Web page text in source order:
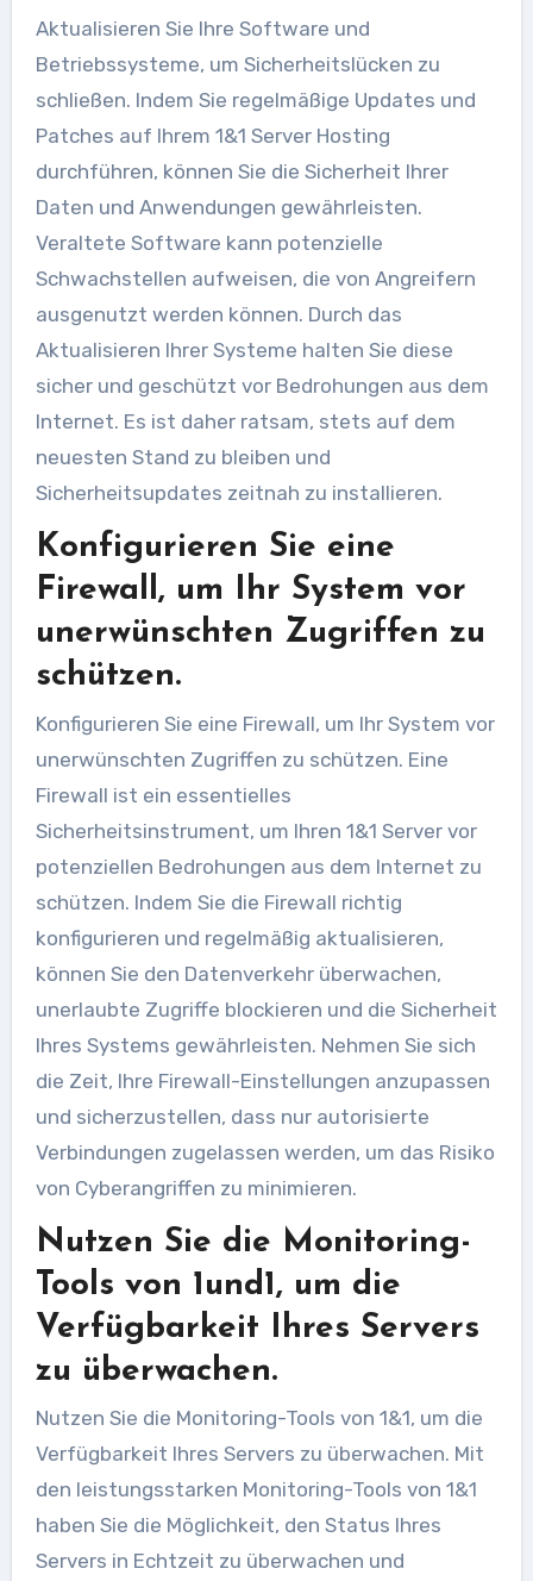
Aktualisieren Sie Ihre Software und
Betriebssysteme, um Sicherheitslücken zu
schließen. Indem Sie regelmäßige Updates und
Patches auf Ihrem 1&1 Server Hosting
durchführen, können Sie die Sicherheit Ihrer
Daten und Anwendungen gewährleisten.
Veraltete Software kann potenzielle
Schwachstellen aufweisen, die von Angreifern
ausgenutzt werden können. Durch das
Aktualisieren Ihrer Systeme halten Sie diese
sicher und geschützt vor Bedrohungen aus dem
Internet. Es ist daher ratsam, stets auf dem
neuesten Stand zu bleiben und
Sicherheitsupdates zeitnah zu installieren.
Konfigurieren Sie eine
Firewall, um Ihr System vor
unerwünschten Zugriffen zu
schützen.
Konfigurieren Sie eine Firewall, um Ihr System vor
unerwünschten Zugriffen zu schützen. Eine
Firewall ist ein essentielles
Sicherheitsinstrument, um Ihren 1&1 Server vor
potenziellen Bedrohungen aus dem Internet zu
schützen. Indem Sie die Firewall richtig
konfigurieren und regelmäßig aktualisieren,
können Sie den Datenverkehr überwachen,
unerlaubte Zugriffe blockieren und die Sicherheit
Ihres Systems gewährleisten. Nehmen Sie sich
die Zeit, Ihre Firewall-Einstellungen anzupassen
und sicherzustellen, dass nur autorisierte
Verbindungen zugelassen werden, um das Risiko
von Cyberangriffen zu minimieren.
Nutzen Sie die Monitoring-
Tools von 1und1, um die
Verfügbarkeit Ihres Servers
zu überwachen.
Nutzen Sie die Monitoring-Tools von 1&1, um die
Verfügbarkeit Ihres Servers zu überwachen. Mit
den leistungsstarken Monitoring-Tools von 1&1
haben Sie die Möglichkeit, den Status Ihres
Servers in Echtzeit zu überwachen und